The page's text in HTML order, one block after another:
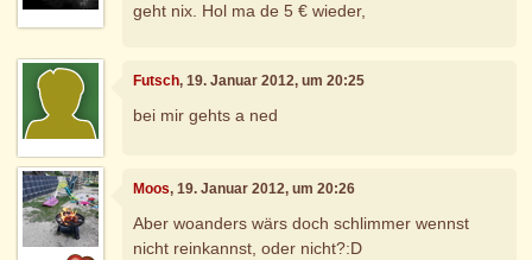
geht nix. Hol ma de 5 € wieder,
Futsch, 19. Januar 2012, um 20:25
bei mir gehts a ned
Moos, 19. Januar 2012, um 20:26
Aber woanders wärs doch schlimmer wennst
nicht reinkannst, oder nicht?:D